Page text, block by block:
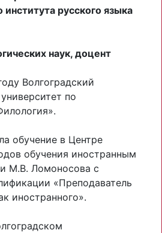
института русского языка
наук, доцент
Волгоградский
по
обучение в Центре
обучения иностранным
М.В. Ломоносова с
«Преподаватель
иностранного».